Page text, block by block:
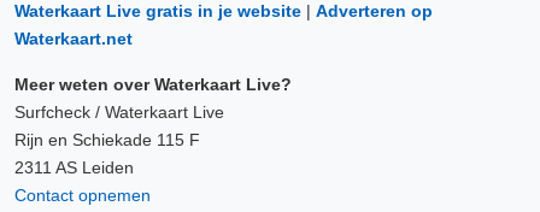
Waterkaart Live gratis in je website | Adverteren op
Waterkaart.net
Meer weten over Waterkaart Live?
Surfcheck / Waterkaart Live
Rijn en Schiekade 115 F
2311 AS Leiden
Contact opnemen